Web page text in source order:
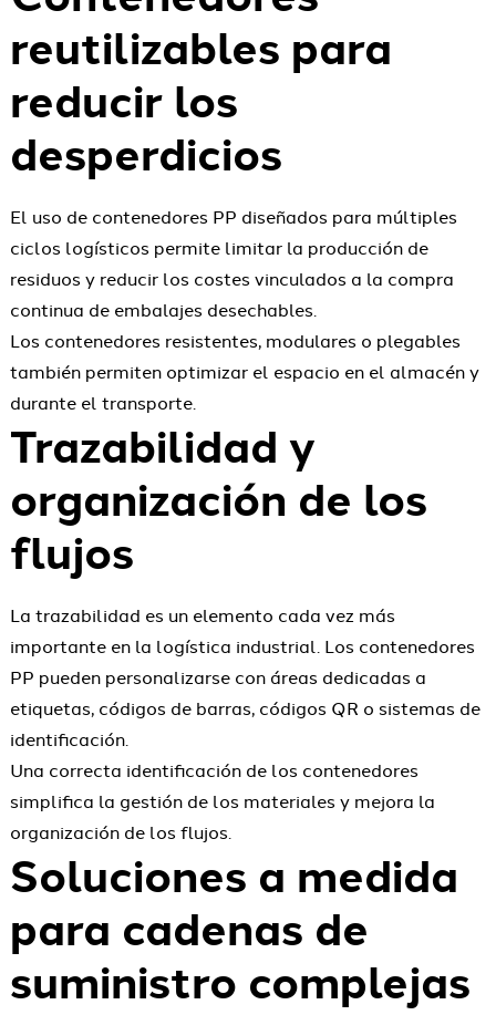
reutilizables para
reducir los
desperdicios
El uso de contenedores PP diseñados para múltiples
ciclos logísticos permite limitar la producción de
residuos y reducir los costes vinculados a la compra
continua de embalajes desechables.
Los contenedores resistentes, modulares o plegables
también permiten optimizar el espacio en el almacén y
durante el transporte.
Trazabilidad y
organización de los
flujos
La trazabilidad es un elemento cada vez más
importante en la logística industrial. Los contenedores
PP pueden personalizarse con áreas dedicadas a
etiquetas, códigos de barras, códigos QR o sistemas de
identificación.
Una correcta identificación de los contenedores
simplifica la gestión de los materiales y mejora la
organización de los flujos.
Soluciones a medida
para cadenas de
suministro complejas